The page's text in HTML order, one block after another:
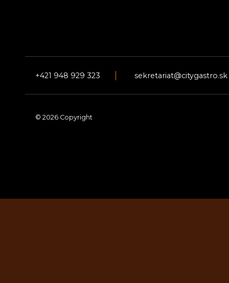
+421 948 929 323 sekretariat@citygastro.sk
© 2026 Copyright